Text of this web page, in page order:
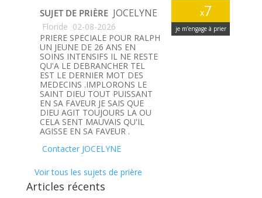
x7
je m’engage à prier
SUJET DE PRIÈRE JOCELYNE
Floride 02-08-2026
PRIERE SPECIALE POUR RALPH
UN JEUNE DE 26 ANS EN
SOINS INTENSIFS IL NE RESTE
QU'A LE DEBRANCHER TEL
EST LE DERNIER MOT DES
MEDECINS .IMPLORONS LE
SAINT DIEU TOUT PUISSANT
EN SA FAVEUR JE SAIS QUE
DIEU AGIT TOUJOURS LA OU
CELA SENT MAUVAIS QU'IL
AGISSE EN SA FAVEUR .
Contacter JOCELYNE
Voir tous les sujets de prière
Articles récents